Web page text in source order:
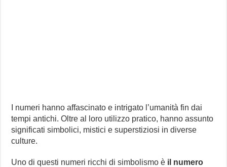
I numeri hanno affascinato e intrigato l’umanità fin dai
tempi antichi. Oltre al loro utilizzo pratico, hanno assunto
significati simbolici, mistici e superstiziosi in diverse
culture.
Uno di questi numeri ricchi di simbolismo è il numero